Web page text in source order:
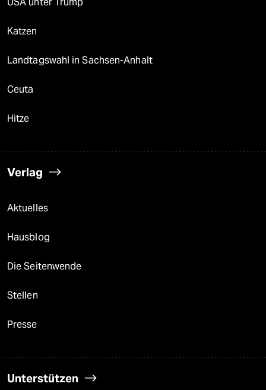
USA unter Trump
Katzen
Landtagswahl in Sachsen-Anhalt
Ceuta
Hitze
Verlag
Aktuelles
Hausblog
Die Seitenwende
Stellen
Presse
Unterstützen